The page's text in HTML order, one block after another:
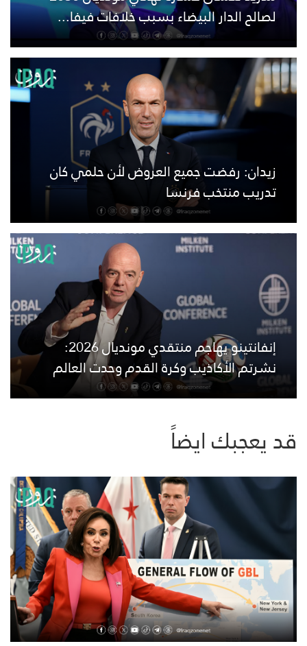
لصالح الدار البيضاء بسبب خلافات فيفا...
زيدان: رفضت جميع العروض لأن حلمي كان
تدريب منتخب فرنسا
إنفانتينو يهاجم منتقدي مونديال 2026:
نشرتم الأكاذيب وكرة القدم وحدت العالم
قد يعجبك ايضاً